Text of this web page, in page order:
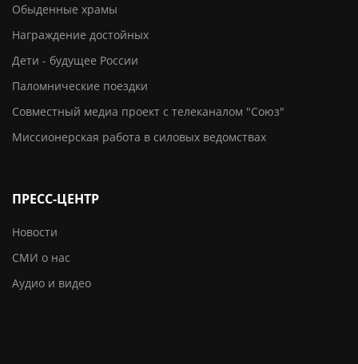
Обыденные храмы
Награждение достойных
Дети - будущее России
Паломнические поездки
Совместный медиа проект с телеканалом "Союз"
Миссионерская работа в силовых ведомствах
ПРЕСС-ЦЕНТР
Новости
СМИ о нас
Аудио и видео